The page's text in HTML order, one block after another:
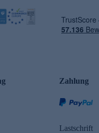
Zahlung
Lastschrift